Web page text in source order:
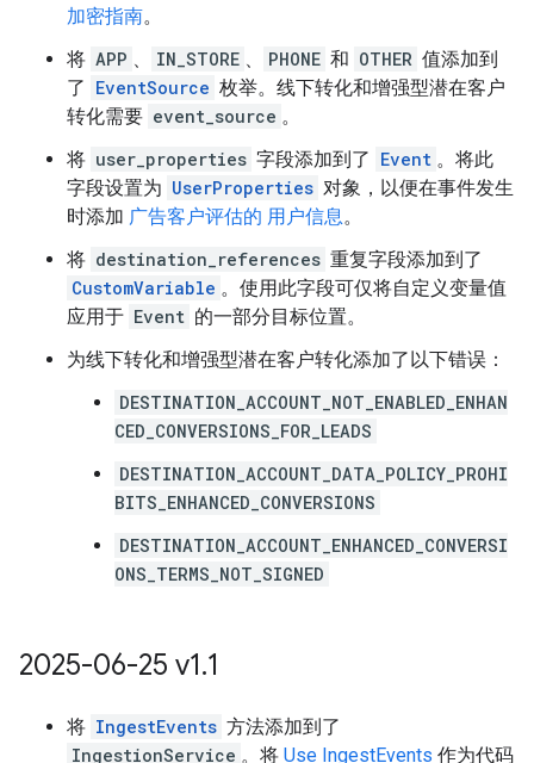
加密指南。
将 APP 、 IN_STORE 、 PHONE 和 OTHER 值添加到
了 EventSource 枚举。线下转化和增强型潜在客户
转化需要 event_source 。
将 user_properties 字段添加到了 Event 。将此
字段设置为 UserProperties 对象，以便在事件发生
时添加 广告客户评估的 用户信息。
将 destination_references 重复字段添加到了
CustomVariable 。使用此字段可仅将自定义变量值
应用于 Event 的一部分目标位置。
为线下转化和增强型潜在客户转化添加了以下错误：
DESTINATION_ACCOUNT_NOT_ENABLED_ENHAN
CED_CONVERSIONS_FOR_LEADS
DESTINATION_ACCOUNT_DATA_POLICY_PROHI
BITS_ENHANCED_CONVERSIONS
DESTINATION_ACCOUNT_ENHANCED_CONVERSI
ONS_TERMS_NOT_SIGNED
2025-06-25 v1.1
将 IngestEvents 方法添加到了
IngestionService 。将 Use IngestEvents 作为代码